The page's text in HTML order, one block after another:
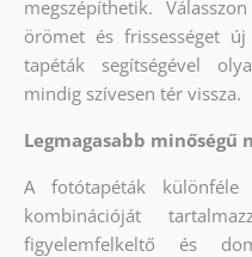
megszépíthetik.
örömet és frissességet
tapéták segítségével
mindig szívesen tér vissza.
Legmagasabb minőségű
A fotótapéták
kombinációját
figyelemfelkeltő és